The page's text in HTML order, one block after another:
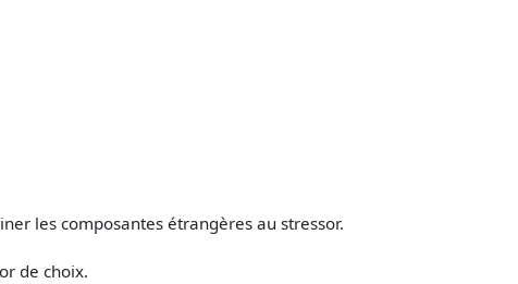
les composantes étrangères au stressor.
de choix.